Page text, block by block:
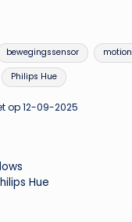
bewegingssensor motion
Philips Hue
op 12-09-2025
Hue